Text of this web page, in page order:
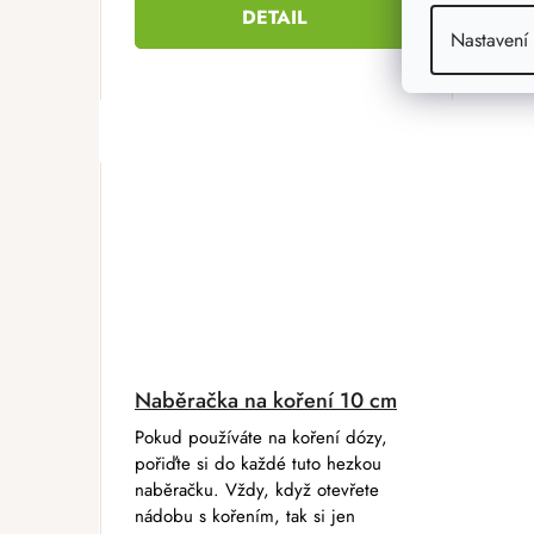
Nastavení
DETAIL
Naběračka na koření 10 cm
Pokud používáte na koření dózy,
pořiďte si do každé tuto hezkou
naběračku. Vždy, když otevřete
nádobu s kořením, tak si jen